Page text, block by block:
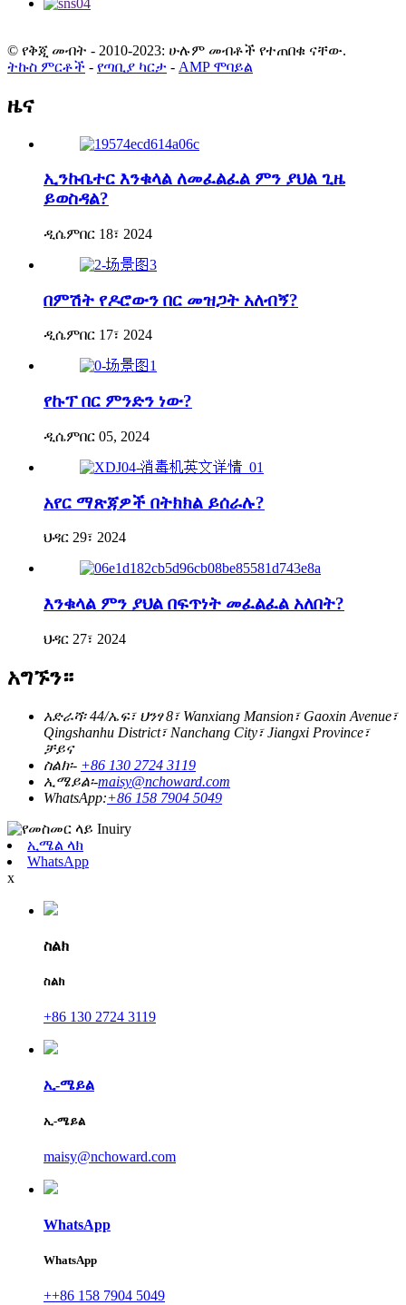
© የቅጂ መብት - 2010-2023: ሁሉም መብቶች የተጠበቁ ናቸው.
ትኩስ ምርቶች - የጣቢያ ካርታ - AMP ሞባይል
ዜና
ኢንኩቤተር እንቁላል ለመፈልፈል ምን ያህል ጊዜ
ይወስዳል?
ዲሴምበር 18፣ 2024
በምሽት የዶሮውን በር መዝጋት አለብኝ?
ዲሴምበር 17፣ 2024
የኩፕ በር ምንድን ነው?
ዲሴምበር 05, 2024
አየር ማጽጃዎች በትክክል ይሰራሉ?
ህዳር 29፣ 2024
እንቁላል ምን ያህል በፍጥነት መፈልፈል አለበት?
ህዳር 27፣ 2024
አግኙን።
አድራሻ፡ 44/ኤፍ፣ ህንፃ 8፣ Wanxiang Mansion፣ Gaoxin Avenue፣
Qingshanhu District፣ Nanchang City፣ Jiangxi Province፣
ቻይና
ስልክ፡- +86 130 2724 3119
ኢሜይል፡-maisy@nchoward.com
WhatsApp:+86 158 7904 5049
ኢሜል ላክ
WhatsApp
x
ስልክ
ስልክ
+86 130 2724 3119
ኢ-ሜይል
ኢ-ሜይል
maisy@nchoward.com
WhatsApp
WhatsApp
++86 158 7904 5049